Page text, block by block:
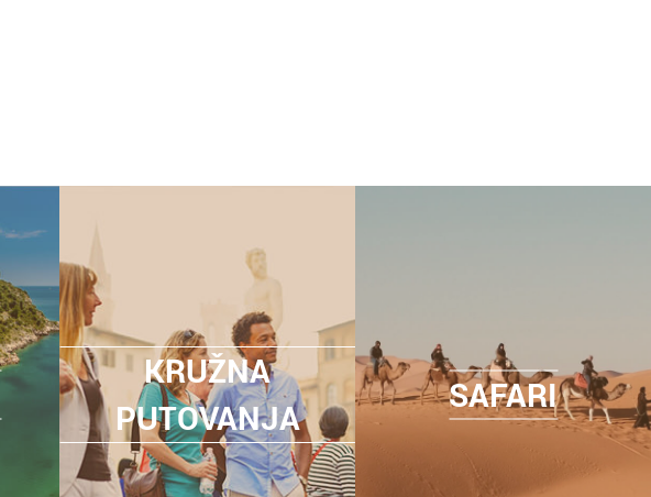
KRUŽNA
PUTOVANJA
SAFARI